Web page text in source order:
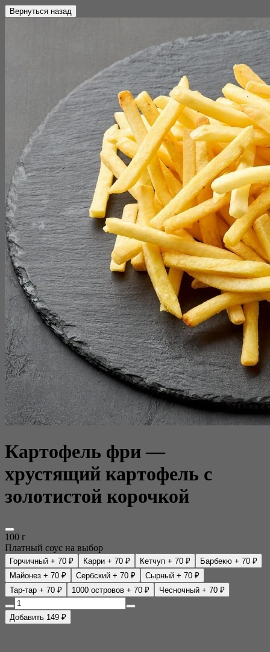
Вернуться назад
Картофель фри —
хрустящий картофель с
золотистой корочкой
100 г
Платный соус на выбор
Горчичный + 70 ₽ Карри + 70 ₽ Кетчуп + 70 ₽ Барбекю + 70 ₽
Майонез + 70 ₽ Сербский + 70 ₽ Сырный + 70 ₽
Тар-тар + 70 ₽ 1000 островов + 70 ₽ Чесночный + 70 ₽
Добавить 149 ₽